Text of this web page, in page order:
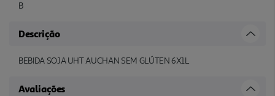
B
Descrição
BEBIDA SOJA UHT AUCHAN SEM GLÚTEN 6X1L
Avaliações